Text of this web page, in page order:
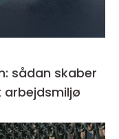
sådan skaber